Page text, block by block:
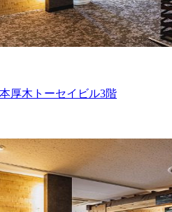
厚木トーセイビル3階